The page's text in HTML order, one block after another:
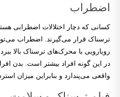
اضطراب
کسانی که دچار اختلالات اضطرابی
ترسناک قرار می‌گیرند. اضطراب
رویارویی با محرک‌های ترسناک بالا
در این گونه افراد بیشتر است. بدن
واقعی می‌پندارد و بنابراین میزان